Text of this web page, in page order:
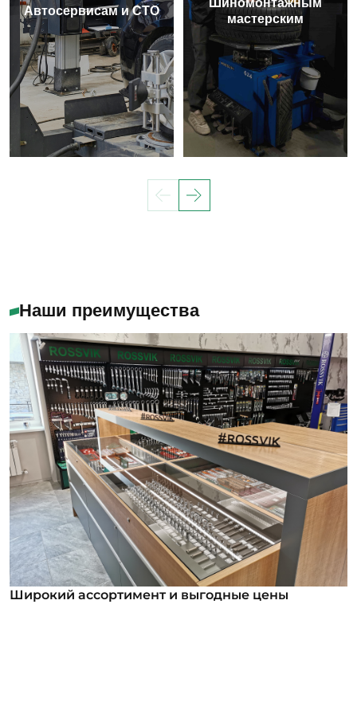
Автосервисам и СТО
мастерским
Наши преимущества
Широкий ассортимент и выгодные цены